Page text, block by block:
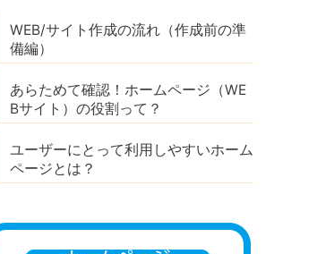
WEB/サイト作成の流れ（作成前の準
備編）
あらためて確認！ホームページ（WE
Bサイト）の役割って？
ユーザーにとって利用しやすいホーム
ページとは？